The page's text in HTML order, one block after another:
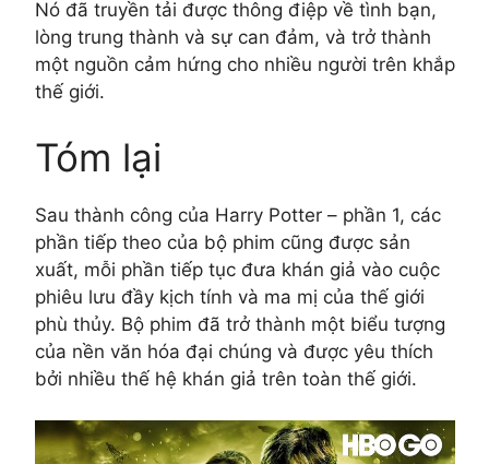
Nó đã truyền tải được thông điệp về tình bạn,
lòng trung thành và sự can đảm, và trở thành
một nguồn cảm hứng cho nhiều người trên khắp
thế giới.
Tóm lại
Sau thành công của Harry Potter – phần 1, các
phần tiếp theo của bộ phim cũng được sản
xuất, mỗi phần tiếp tục đưa khán giả vào cuộc
phiêu lưu đầy kịch tính và ma mị của thế giới
phù thủy. Bộ phim đã trở thành một biểu tượng
của nền văn hóa đại chúng và được yêu thích
bởi nhiều thế hệ khán giả trên toàn thế giới.